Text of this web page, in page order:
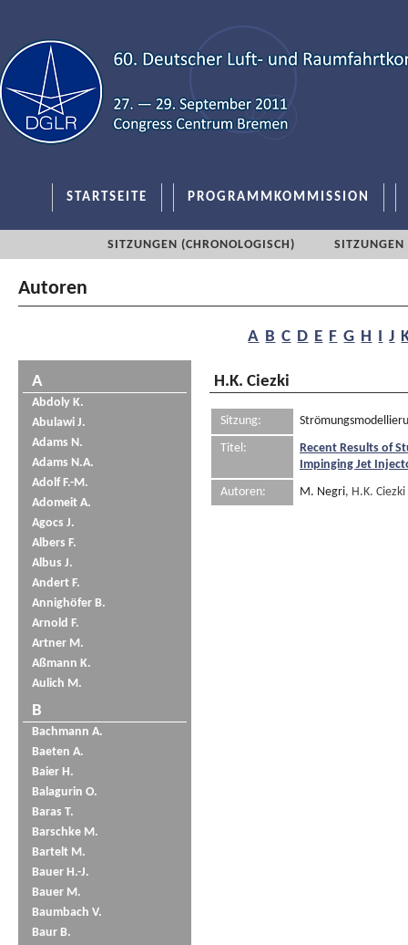
STARTSEITE PROGRAMMKOMMISSION
SITZUNGEN (CHRONOLOGISCH) SITZUNGEN
Autoren
A B C D E F G H I J
A
Abdoly K.
Abulawi J.
Adams N.
Adams N.A.
Adolf F.-M.
Adomeit A.
Agocs J.
Albers F.
Albus J.
Andert F.
Annighöfer B.
Arnold F.
Artner M.
Aßmann K.
Aulich M.
B
Bachmann A.
Baeten A.
Baier H.
Balagurin O.
Baras T.
Barschke M.
Bartelt M.
Bauer H.-J.
Bauer M.
Baumbach V.
Baur B.
H.K. Ciezki
Sitzung:
Titel:
Recent Results of
Impinging Jet
Autoren:
M. Negri, H.K. Ciezki